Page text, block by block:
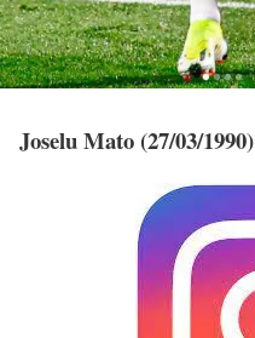
Joselu Mato (27/03/1990)